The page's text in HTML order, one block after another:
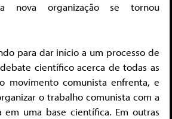
nova organização se tornou
para dar início a um processo de
científico acerca de todas as
movimento comunista enfrenta, e
o trabalho comunista com a
em uma base científica. Em outras